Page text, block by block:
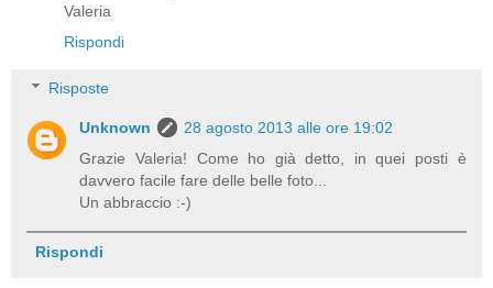
Valeria
Rispondi
Risposte
Unknown
28 agosto 2013 alle ore 19:02
Grazie Valeria! Come ho già detto, in quei posti è
davvero facile fare delle belle foto...
Un abbraccio :-)
Rispondi